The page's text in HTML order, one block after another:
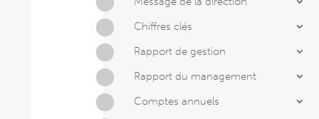
Chiffres clés
Rapport de gestion
Rapport du management
Comptes annuels